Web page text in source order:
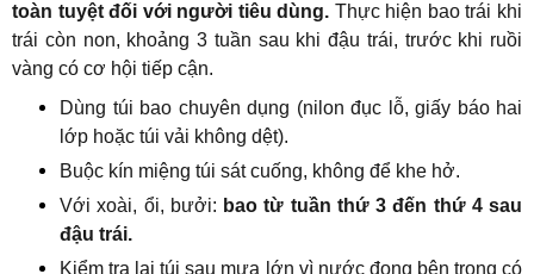
toàn tuyệt đối với người tiêu dùng. Thực hiện bao trái khi
trái còn non, khoảng 3 tuần sau khi đậu trái, trước khi ruồi
vàng có cơ hội tiếp cận.
Dùng túi bao chuyên dụng (nilon đục lỗ, giấy báo hai
lớp hoặc túi vải không dệt).
Buộc kín miệng túi sát cuống, không để khe hở.
Với xoài, ổi, bưởi: bao từ tuần thứ 3 đến thứ 4 sau
đậu trái.
Kiểm tra lại túi sau mưa lớn vì nước đọng bên trong có